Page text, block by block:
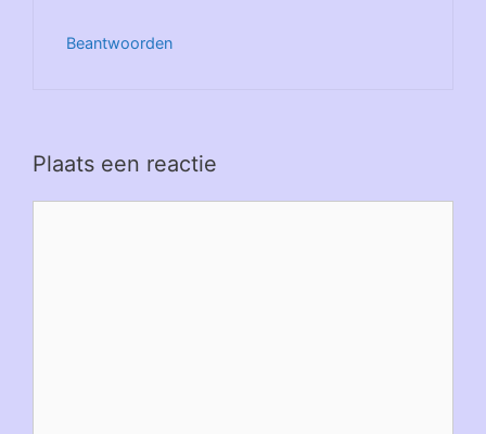
Beantwoorden
Plaats een reactie